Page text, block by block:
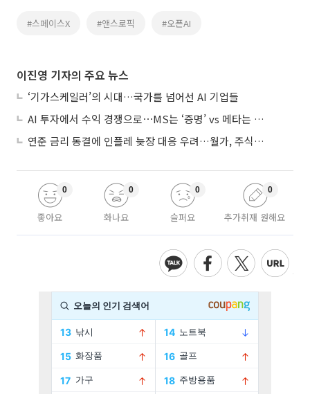
#스페이스X #앤스로픽 #오픈AI
이진영 기자의 주요 뉴스
‘기가스케일러’의 시대…국가를 넘어선 AI 기업들
AI 투자에서 수익 경쟁으로⋯MS는 ‘증명’ vs 메타는 ‘숙제’
연준 금리 동결에 인플레 늦장 대응 우려…월가, 주식도 채권도 던졌다
좋아요
0
화나요
0
슬퍼요
0
추가취재 원해요
0